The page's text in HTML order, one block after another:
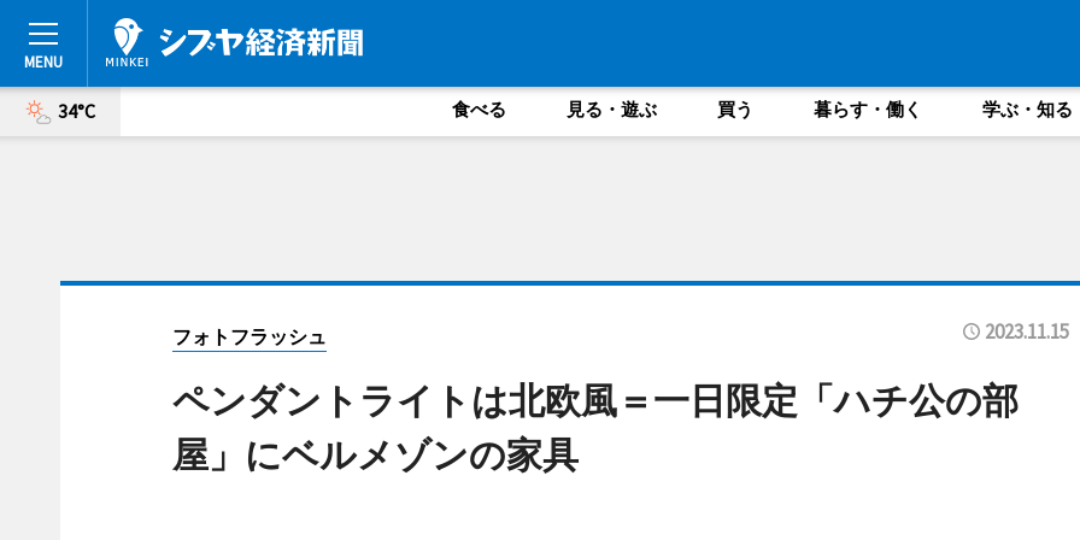
34°C 食べる 見る・遊ぶ 買う 暮らす・働く 学ぶ・知る
フォトフラッシュ 2023.11.15
ペンダントライトは北欧風＝一日限定「ハチ公の部
屋」にベルメゾンの家具